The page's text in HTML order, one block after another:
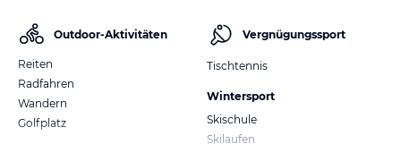
Outdoor-Aktivitäten
Reiten
Radfahren
Wandern
Golfplatz
Vergnügungssport
Tischtennis
Wintersport
Skischule
Skilaufen